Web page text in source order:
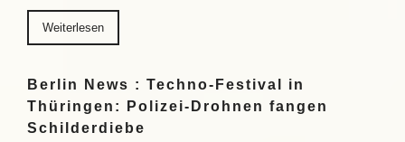
Weiterlesen
Berlin News : Techno-Festival in
Thüringen: Polizei-Drohnen fangen
Schilderdiebe